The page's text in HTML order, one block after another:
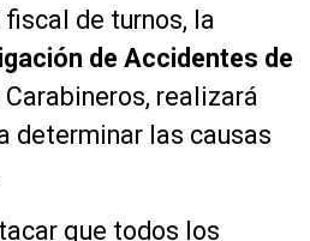
de turnos, la
de Accidentes de
Carabineros, realizará
determinar las causas
que todos los